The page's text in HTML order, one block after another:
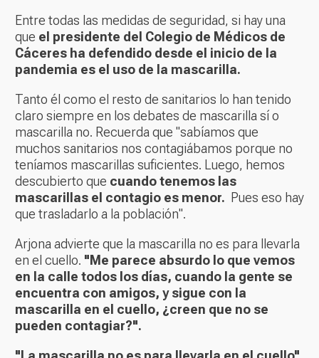
Entre todas las medidas de seguridad, si hay una
que el presidente del Colegio de Médicos de
Cáceres ha defendido desde el inicio de la
pandemia es el uso de la mascarilla.
Tanto él como el resto de sanitarios lo han tenido
claro siempre en los debates de mascarilla sí o
mascarilla no. Recuerda que "sabíamos que
muchos sanitarios nos contagiábamos porque no
teníamos mascarillas suficientes. Luego, hemos
descubierto que cuando tenemos las
mascarillas el contagio es menor. Pues eso hay
que trasladarlo a la población".
Arjona advierte que la mascarilla no es para llevarla
en el cuello. "Me parece absurdo lo que vemos
en la calle todos los días, cuando la gente se
encuentra con amigos, y sigue con la
mascarilla en el cuello, ¿creen que no se
pueden contagiar?".